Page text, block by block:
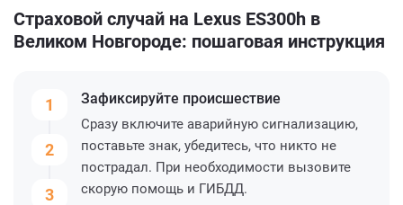
Страховой случай на Lexus ES300h в
Великом Новгороде: пошаговая инструкция
1
2
3
Зафиксируйте происшествие
Сразу включите аварийную сигнализацию,
поставьте знак, убедитесь, что никто не
пострадал. При необходимости вызовите
скорую помощь и ГИБДД.